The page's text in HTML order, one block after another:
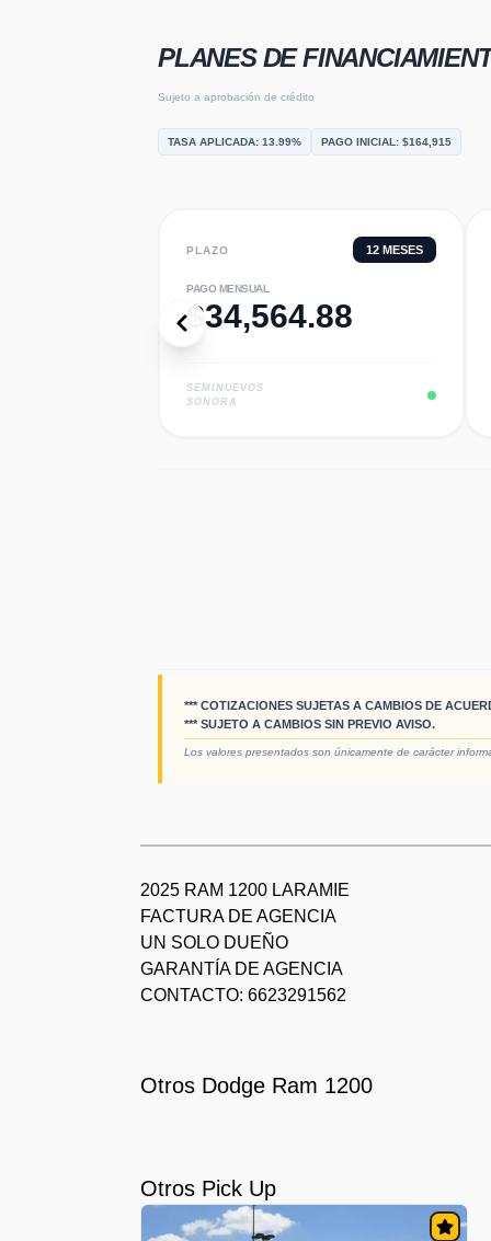
PLANES DE
Sujeto a aprobación de crédito
TASA APLICADA: 13.99% PAGO INICIAL: $164,915
PLAZO 12 MESES
PAGO MENSUAL
$34,564.88
SEMINUEVOS
SONORA
*** COTIZACIONES SUJETAS A CAMBIOS DE
*** SUJETO A CAMBIOS SIN PREVIO AVISO.
Los valores presentados son únicamente de carácter
2025 RAM 1200 LARAMIE
FACTURA DE AGENCIA
UN SOLO DUEÑO
GARANTÍA DE AGENCIA
CONTACTO: 6623291562
Otros Dodge Ram 1200
Otros Pick Up